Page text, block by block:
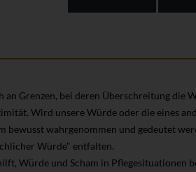
an Grenzen, bei deren Überschreitung
Wird unsere Würde oder die eines
bewusst wahrgenommen und gedeutet
Würde" entfalten.
Würde und Scham in Pflegesituationen